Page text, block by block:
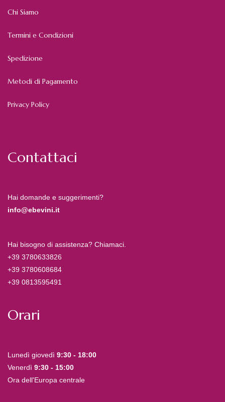
Chi Siamo
Termini e Condizioni
Spedizione
Metodi di Pagamento
Privacy Policy
Contattaci
Hai domande e suggerimenti?
info@ebevini.it
Hai bisogno di assistenza? Chiamaci.
+39 3780633826
+39 3780608684
+39 0813595491
Orari
Lunedì giovedì 9:30 - 18:00
Venerdì 9:30 - 15:00
Ora dell'Europa centrale